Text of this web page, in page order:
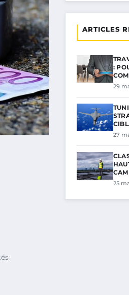
ARTICLES
:
29
27
25